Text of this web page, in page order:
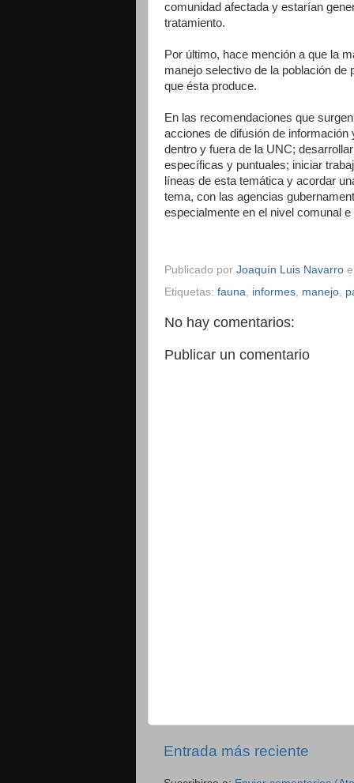
comunidad afectada y estarían
tratamiento.
Por último, hace mención a que la
manejo selectivo de la población de
que ésta produce.
En las recomendaciones que
acciones de difusión de
dentro y fuera de la UNC;
específicas y puntuales; iniciar
líneas de esta temática y acordar
tema, con las agencias
especialmente en el nivel comunal
Publicado por Joaquín Luis Navarro
Etiquetas: fauna informes manejo
No hay comentarios:
Publicar un comentario
Entrada más reciente